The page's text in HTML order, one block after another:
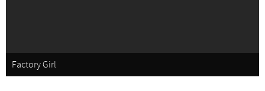
Factory Girl